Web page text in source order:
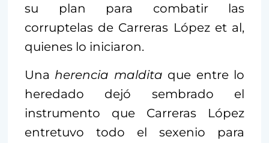
su plan para combatir las
corruptelas de Carreras López et al,
quienes lo iniciaron.
Una herencia maldita que entre lo
heredado dejó sembrado el
instrumento que Carreras López
entretuvo todo el sexenio para